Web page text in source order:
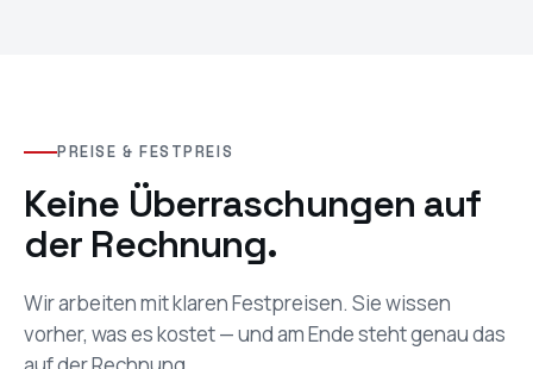
PREISE & FESTPREIS
Keine Überraschungen auf
der Rechnung.
Wir arbeiten mit klaren Festpreisen. Sie wissen
vorher, was es kostet — und am Ende steht genau das